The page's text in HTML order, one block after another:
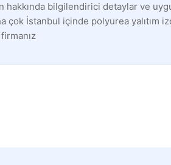
hakkında bilgilendirici detaylar ve
çok İstanbul içinde polyurea yalıtım